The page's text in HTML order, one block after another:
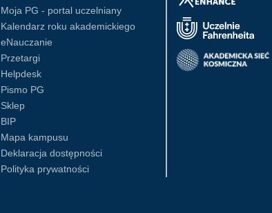
Moja PG - portal uczelniany
Kalendarz roku akademickiego
eNauczanie
Przetargi
Helpdesk
Pismo PG
Sklep
BIP
Mapa kampusu
Deklaracja dostępności
Polityka prywatności